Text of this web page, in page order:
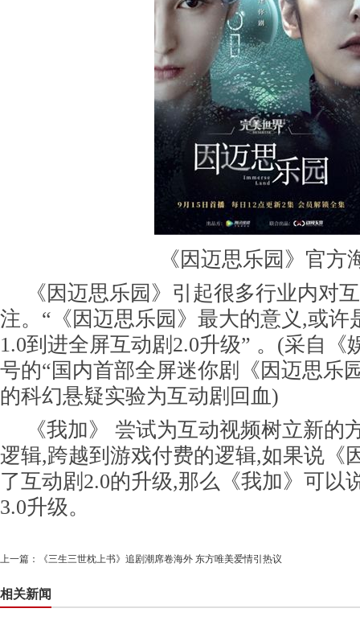
《因迈思乐园》官方
《因迈思乐园》引起很多行业内对
注。“《因迈思乐园》最大的意义,或许
1.0到进全屏互动剧2.0升级” 。(采自《
号的“国内首部全屏迷你剧《因迈思乐
的科幻悬疑实验为互动剧回血)
《我加》 尝试为互动视频树立新的
逻辑,跨越到游戏付费的逻辑,如果说《
了互动剧2.0的升级,那么《我加》可以
3.0升级。
上一篇： 《三生三世枕上书》追剧潮席卷海外 东方唯美爱情引热议
相关新闻